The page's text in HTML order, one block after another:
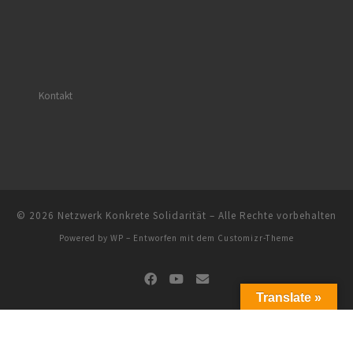
Kontakt
© 2026 Netzwerk Konkrete Solidarität – Alle Rechte vorbehalten
Powered by WP – Entworfen mit dem Customizr-Theme
Translate »